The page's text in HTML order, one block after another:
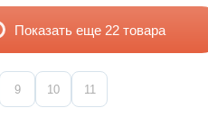
Показать еще 22 товара
9 10 11